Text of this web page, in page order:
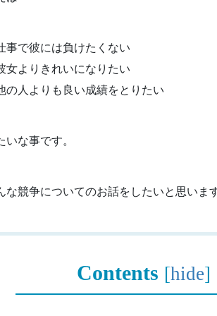
事で彼には負けたくない
女よりきれいになりたい
の人よりも良い成績をとりたい
いな事です。
な競争についてのお話をしたいと思いま
Contents [hide]